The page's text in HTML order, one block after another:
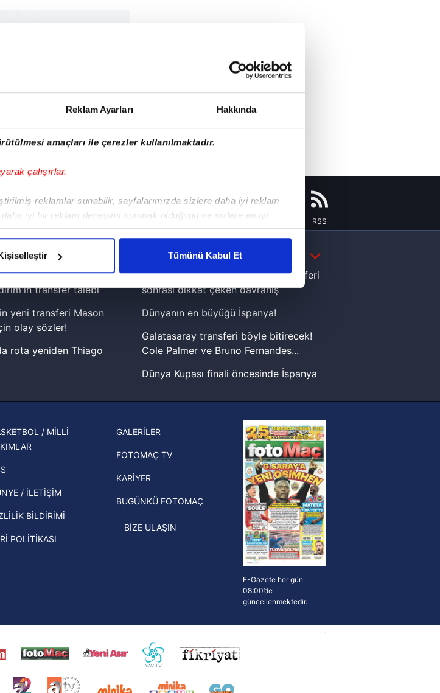
Reklam Ayarları Hakkında
amaçları ile çerezler kullanılmaktadır.
çalışırlar.
reklamlar sunabilir, sayfalarımızda sizlere daha iyi reklam
iyi bir reklam deneyimi sunmak olduğunu ve sizlere en iyi
ve bu noktada, reklamların maliyetlerimizi karşılamak
takdirde, kullanıcılara hedefli reklamlar gösterilmeyecektir."
kendimize ve üçüncü kişilere ait çerezler kullanılmaktadır. Bu
gerekli olan çerezler bilgi toplumu hizmetlerinin sunulması
işlevsel kılınması ve kişiselleştirilmesi ve sizlere yönelik
olarak açık rızanız dahilinde kullanılacaktır.
belirleyebilirsiniz. Çerezlere ilişkin detaylı bilgi için Ayarlar
hazırlanmış Aydınlatma Metnimizi okumak ve sitemizde ilgili
için lütfentıklayınız
Tümünü Kabul Et
RSS
DAHA FAZLA
prensipte anlaşmaya
transfer talebi
yeni transferi Mason
olay sözler!
rota yeniden Thiago
belli oldu! Gornik
finalinin ardından dış
Avrupa Ligi'nde 3. Ön
rakipleri belli
Lamine Yamal'dan Dünya Kupası zaferi
sonrası dikkat çeken davranış
Dünyanın en büyüğü İspanya!
Galatasaray transferi böyle bitirecek!
Cole Palmer ve Bruno Fernandes...
Dünya Kupası finali öncesinde İspanya
şampiyonluk yüzüğü verilecek
Hernan Crespo, Meksika Ligi
ekiplerinden Atlas'ın yeni teknik
direktörü oldu
/ MİLLİ
/ İLETİŞİM
BİLDİRİMİ
POLİTİKASI
GALERİLER
FOTOMAÇ TV
KARİYER
BUGÜNKÜ FOTOMAÇ
BİZE ULAŞIN
E-Gazete her gün
08:00’de
güncellenmektedir.